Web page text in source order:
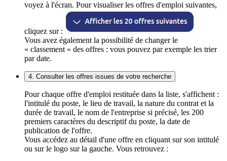
voyez à l'écran. Pour visualiser les offres d'emploi suivantes,
cliquez sur :
Vous avez également la possibilité de changer le
« classement » des offres : vous pouvez par exemple les trier
par date.
4. Consulter les offres issues de votre recherche
Pour chaque offre d'emploi restituée dans la liste, s'affichent :
l'intitulé du poste, le lieu de travail, la nature du contrat et la
durée de travail, le nom de l'entreprise si précisé, les 200
premiers caractères du descriptif du poste, la date de
publication de l'offre.
Vous accédez au détail d'une offre en cliquant sur son intitulé
ou sur le logo sur la gauche. Vous retrouvez :